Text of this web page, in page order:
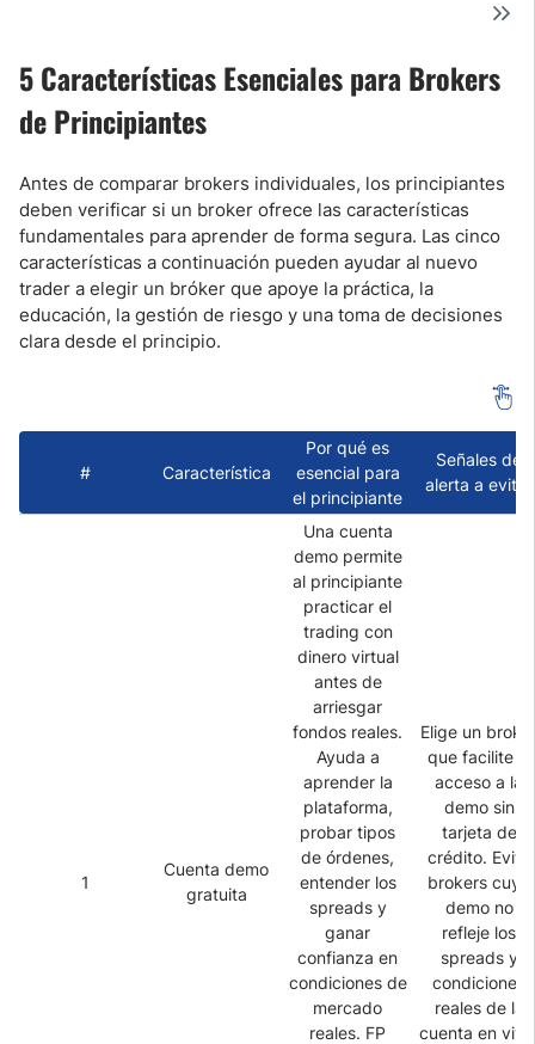
5 Características Esenciales para Brokers
de Principiantes
Antes de comparar brokers individuales, los principiantes
deben verificar si un broker ofrece las características
fundamentales para aprender de forma segura. Las cinco
características a continuación pueden ayudar al nuevo
trader a elegir un bróker que apoye la práctica, la
educación, la gestión de riesgo y una toma de decisiones
clara desde el principio.
# Característica
Por qué es
esencial para
el principiante
Señales de
alerta a evitar
1
Cuenta demo
gratuita
Una cuenta
demo permite
al principiante
practicar el
trading con
dinero virtual
antes de
arriesgar
fondos reales.
Ayuda a
aprender la
plataforma,
probar tipos
de órdenes,
entender los
spreads y
ganar
confianza en
condiciones de
mercado
reales. FP
Elige un
que facilite el
acceso a la
demo sin
tarjeta de
crédito. Evita
brokers cuya
demo no
refleje los
spreads y
condiciones
reales de la
cuenta en